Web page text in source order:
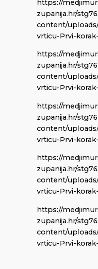
https://
zupanija.hr/
content/
vrticu-Prvi-
https://
zupanija.hr/
content/
vrticu-Prvi-
https://
zupanija.hr/
content/
vrticu-Prvi-
https://
zupanija.hr/
content/
vrticu-Prvi-
https://
zupanija.hr/
content/
vrticu-Prvi-